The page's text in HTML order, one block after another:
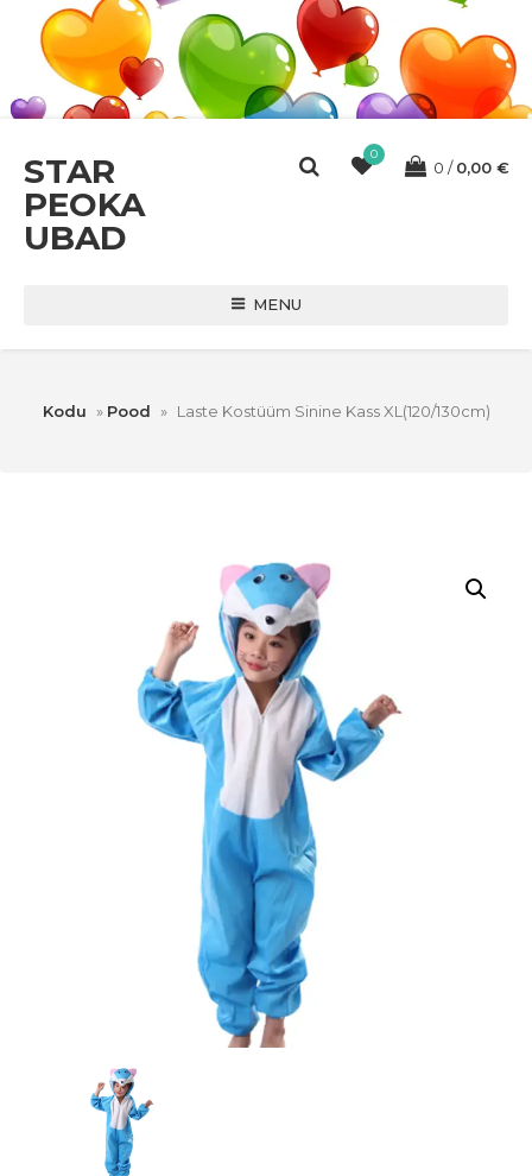
STAR
PEOKA
UBAD
0
0 0,00 €
MENU
Kodu » Pood » Laste Kostüüm Sinine Kass XL(120/130cm)